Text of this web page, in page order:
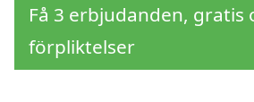
Få 3 erbjudanden, gratis
förpliktelser